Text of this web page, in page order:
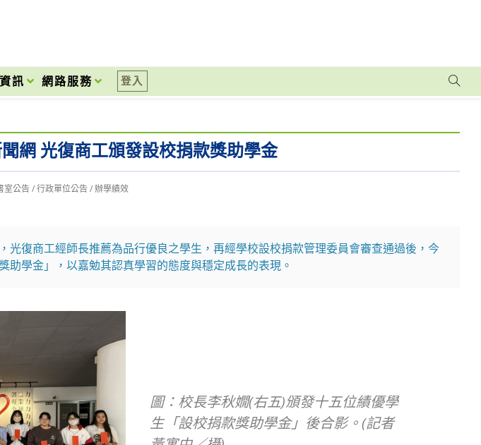
訊 網路服務 登入
網 光復商工頒發設校捐款獎助學金
室公告 / 行政單位公告 / 辦學績效
光復商工經師長推薦為品行優良之學生，再經學校設校捐款管理委員會審查通過後，今
助學金」，以嘉勉其認真學習的態度與穩定成長的表現。
圖：校長李秋嫺(右五)頒發十五位績優學
生「設校捐款獎助學金」後合影。(記者